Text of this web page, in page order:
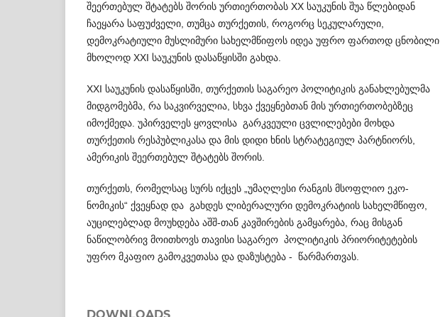
შეერთებულ შტატებს შორის ურთიე­რთობას XX საუკუნის შუა წლებიდან
ჩაეყარა საფუძველი, თუმცა თურქე­თის, როგორც სეკულარული,
დემოკრატიული მუსლიმური სახელმწიფოს იდეა უფრო ფართოდ ცნობილი
მხოლოდ XXI საუკუნის დასაწყისში გახდა.
XXI საუკუნის დასაწყისში, თურქეთის საგარეო პოლიტიკის განახლებულმა
მიდგომებმა, რა საკვირველია, სხვა ქვეყნებთან მის ურთიერთობებზეც
იმოქმედა. უპირველეს ყოვლისა გარკვ­ეული ცვლილებები მოხდა
თურქეთის რესპუბლიკასა და მის დიდი ხნის სტრატეგიულ პარტნიორს,
ამერიკის შეერთებულ შტატებს შორის.
თურქეთს, რომელსაც სურს იქცეს „უმაღლესი რანგის მსოფ­ლიო ეკო­
ნომიკის“ ქვეყნად და გახდეს ლიბერალური დემო­კრატიის სახელმწიფო,
აუცილებლად მოუხდება აშშ-თან კავ­ში­რების გამყარება, რაც მისგან
ნაწილობრივ მოითხოვს თავისი საგარეო პო­ლი­ტიკის პრიორიტეტების
უფრო მკაფიო გამოკვე­თ­ასა და დაზუსტება - წარმართვას.